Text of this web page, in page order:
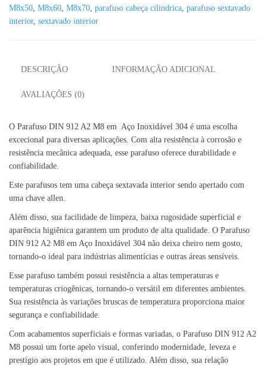
M8x50 M8x60 M8x70 parafuso cabeça cilindrica parafuso sextavado
interior, sextavado interior
DESCRIÇÃO INFORMAÇÃO ADICIONAL
AVALIAÇÕES (0)
O Parafuso DIN 912 A2 M8 em Aço Inoxidável 304 é uma escolha
excecional para diversas aplicações. Com alta resistência à corrosão e
resistência mecânica adequada, esse parafuso oferece durabilidade e
confiabilidade.
Este parafusos tem uma cabeça sextavada interior sendo apertado com
uma chave allen.
Além disso, sua facilidade de limpeza, baixa rugosidade superficial e
aparência higiênica garantem um produto de alta qualidade. O Parafuso
DIN 912 A2 M8 em Aço Inoxidável 304 não deixa cheiro nem gosto,
tornando-o ideal para indústrias alimentícias e outras áreas sensíveis.
Esse parafuso também possui resistência a altas temperaturas e
temperaturas criogênicas, tornando-o versátil em diferentes ambientes.
Sua resistência às variações bruscas de temperatura proporciona maior
segurança e confiabilidade.
Com acabamentos superficiais e formas variadas, o Parafuso DIN 912 A2
M8 possui um forte apelo visual, conferindo modernidade, leveza e
prestígio aos projetos em que é utilizado. Além disso, sua relação